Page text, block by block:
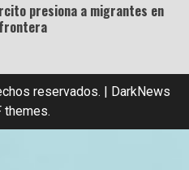
presiona a migrantes en
reservados. | DarkNews
themes.